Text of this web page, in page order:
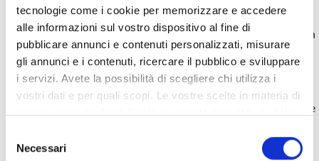
tecnologie come i cookie per memorizzare e accedere
alle informazioni sul vostro dispositivo al fine di
pubblicare annunci e contenuti personalizzati, misurare
gli annunci e i contenuti, ricercare il pubblico e sviluppare
i servizi. Avete la possibilità di scegliere chi utilizza i
vostri dati e per quali scopi. Le vostre scelte in materia di
privacy sono applicabili solo su questa proprietà digitale
modificare o revocare il proprio consenso in qualsiasi
Necessari
Fare Immediatamente:
Queste sono le attività ad alto valore, quelle che hanno un
impatto diretto sul tuo reddito e sulla crescita del tuo
ricerca e l’acquisizione di nuovi immobili
rientrano in questa categoria. Queste attività devono
e ricevere la tua attenzione immediata e
Delegare: